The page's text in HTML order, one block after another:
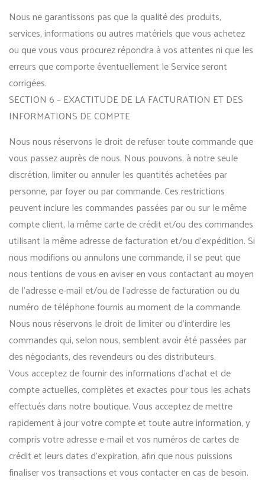
Nous ne garantissons pas que la qualité des produits,
services, informations ou autres matériels que vous achetez
ou que vous vous procurez répondra à vos attentes ni que les
erreurs que comporte éventuellement le Service seront
corrigées.
SECTION 6 – EXACTITUDE DE LA FACTURATION ET DES
INFORMATIONS DE COMPTE
Nous nous réservons le droit de refuser toute commande que
vous passez auprès de nous. Nous pouvons, à notre seule
discrétion, limiter ou annuler les quantités achetées par
personne, par foyer ou par commande. Ces restrictions
peuvent inclure les commandes passées par ou sur le même
compte client, la même carte de crédit et/ou des commandes
utilisant la même adresse de facturation et/ou d’expédition. Si
nous modifions ou annulons une commande, il se peut que
nous tentions de vous en aviser en vous contactant au moyen
de l’adresse e-mail et/ou de l’adresse de facturation ou du
numéro de téléphone fournis au moment de la commande.
Nous nous réservons le droit de limiter ou d’interdire les
commandes qui, selon nous, semblent avoir été passées par
des négociants, des revendeurs ou des distributeurs.
Vous acceptez de fournir des informations d’achat et de
compte actuelles, complètes et exactes pour tous les achats
effectués dans notre boutique. Vous acceptez de mettre
rapidement à jour votre compte et toute autre information, y
compris votre adresse e-mail et vos numéros de cartes de
crédit et leurs dates d’expiration, afin que nous puissions
finaliser vos transactions et vous contacter en cas de besoin.